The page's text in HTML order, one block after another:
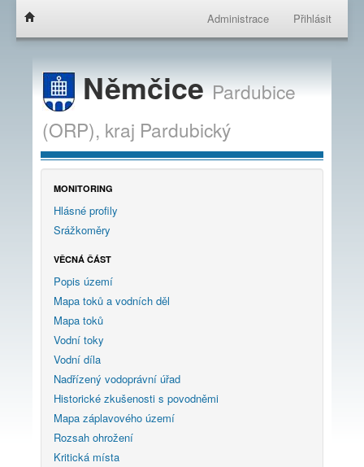
Administrace Přihlásit
NěmčicePardubice
(ORP), kraj Pardubický
MONITORING
Hlásné profily
Srážkoměry
VĚCNÁ ČÁST
Popis území
Mapa toků a vodních děl
Mapa toků
Vodní toky
Vodní díla
Nadřízený vodoprávní úřad
Historické zkušenosti s povodněmi
Mapa záplavového území
Rozsah ohrožení
Kritická místa